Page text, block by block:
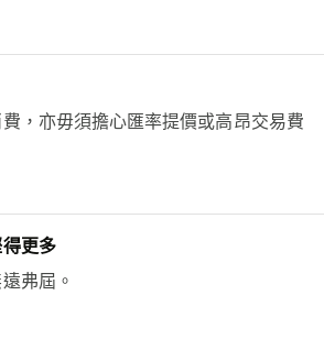
，亦毋須擔心匯率提價或高昂交易費
更多
弗屆。